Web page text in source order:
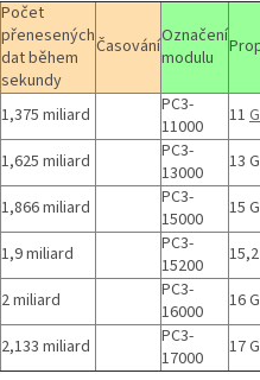
Počet
přenesených
dat během
sekundy
ČasováníOznačení
modulu
1,375 miliard
PC3-
11000
11
1,625 miliard
PC3-
13000
13
1,866 miliard
PC3-
15000
15
1,9 miliard
PC3-
15200
2 miliard
PC3-
16000
16
2,133 miliard
PC3-
17000
17